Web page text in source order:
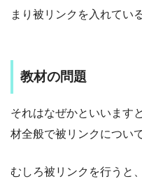
まり被リンクを入れてい
教材の問題
それはなぜかといいます
材全般で被リンクについ
むしろ被リンクを行うと